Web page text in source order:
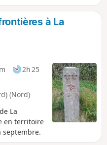
posées
à la suite
à La
2h 25
(Nord)
La
en territoire
septembre.